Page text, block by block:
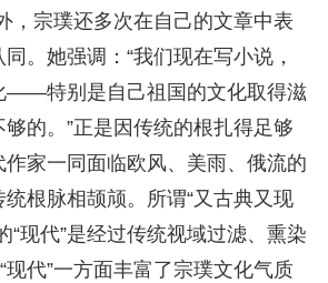
，宗璞还多次在自己的文章中表
。她强调：“我们现在写小说，
——特别是自己祖国的文化取得滋
的。”正是因传统的根扎得足够
家一同面临欧风、美雨、俄流的
根脉相颉颃。所谓“又古典又现
“现代”是经过传统视域过滤、熏染
现代”一方面丰富了宗璞文化气质